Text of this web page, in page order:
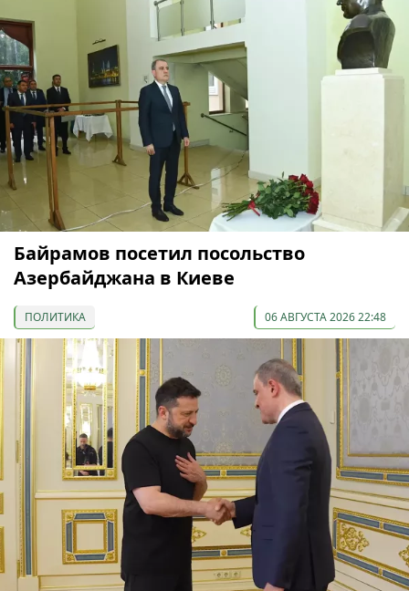
Байрамов посетил посольство
Азербайджана в Киеве
ПОЛИТИКА 06 АВГУСТА 2026 22:48